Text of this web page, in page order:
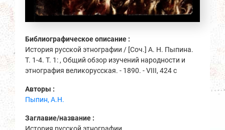
Библиографическое описание :
История русской этнографии / [Соч.] А. Н. Пыпина.
Т. 1-4. Т. 1: , Общий обзор изучений народности и
этнография великорусская. - 1890. - VIII, 424 с
Авторы :
Пыпин, А.Н.
Заглавие/название :